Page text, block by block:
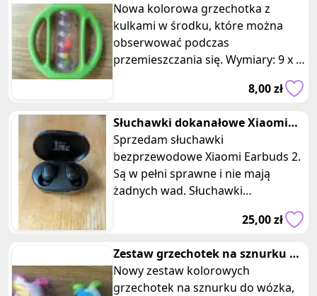
Nowa kolorowa grzechotka z
kulkami w środku, które można
obserwować podczas
przemieszczania się. Wymiary: 9 x x
3 x9 cm. Zapewni Twojemu dziecku
8,00 zł
Słuchawki dokanałowe Xiaomi
Earbuds Basic 2 Czarne
Sprzedam słuchawki
bezprzewodowe Xiaomi Earbuds 2.
Są w pełni sprawne i nie mają
żadnych wad. Słuchawki
wyposażone są w przetworniki 7,2
mm, które zapewniają w25,00 zł
Zestaw grzechotek na sznurku do
wózka
Nowy zestaw kolorowych
grzechotek na sznurku do wózka,